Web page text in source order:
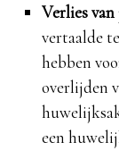
Verlies
vertaalde
hebben
overlijden
een